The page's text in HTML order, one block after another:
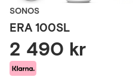
SONOS
ERA 100SL
2 490 kr